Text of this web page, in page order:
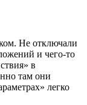
Не отключали
и чего-то
в
там они
легко